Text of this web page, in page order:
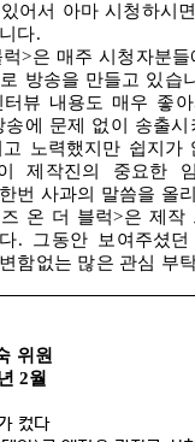
어서 아마 시청하시
다.
럭>은 매주 시청자분
방송을 만들고 있습
뷰 내용도 매우 좋
송에 문제 없이 송출
노력했지만 쉽지가
제작진의 중요한 임
번 사과의 말씀을 올
온 더 블럭>은 제작
. 그동안 보여주셨
함없는 많은 관심 부
위원
2월
컸다